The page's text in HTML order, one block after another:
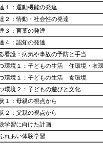
１：運動機能の発達
２：情動・社会性の発達
３：言葉の発達
４：認知の発達
看護：病気や事故の予防と手当
環境１：子どもの生活 住環境・衣
環境１：子どもの生活 食環境
環境２：子どもの遊びと文化
１：母親の視点から
２：父親の視点から
学習に向けた計画
れあい体験学習